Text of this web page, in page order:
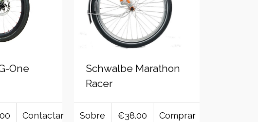
One
Contactar
Schwalbe Marathon
Racer
Sobre €38.00 Comprar